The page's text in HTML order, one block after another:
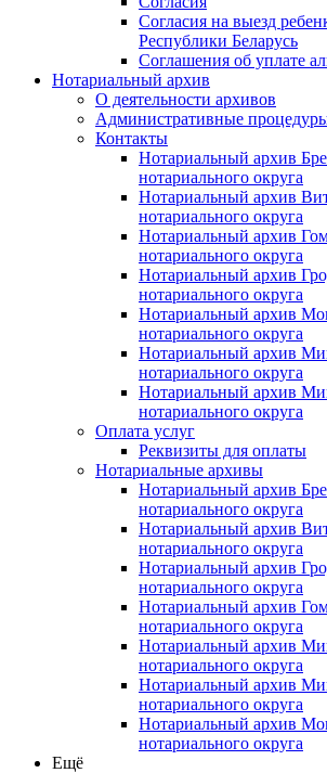
Согласия на выезд
Республики Беларусь
Соглашения об уплате
Нотариальный архив
О деятельности архивов
Административные
Контакты
Нотариальный архив
нотариального округа
Нотариальный архив
нотариального округа
Нотариальный архив
нотариального округа
Нотариальный архив
нотариального округа
Нотариальный архив
нотариального округа
Нотариальный архив
нотариального округа
Нотариальный архив
нотариального округа
Оплата услуг
Реквизиты для оплаты
Нотариальные архивы
Нотариальный архив
нотариального округа
Нотариальный архив
нотариального округа
Нотариальный архив
нотариального округа
Нотариальный архив
нотариального округа
Нотариальный архив
нотариального округа
Нотариальный архив
нотариального округа
Нотариальный архив
нотариального округа
Ещё